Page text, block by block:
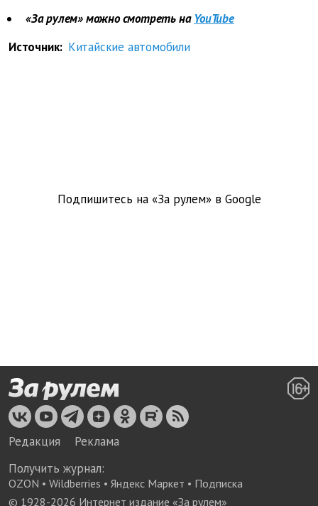
«За рулем» можно смотреть на YouTube
Источник: Китайские автомобили
Подпишитесь на «За рулем» в Google
Редакция
Реклама
Получить журнал:
OZON • Wildberries • Яндекс Маркет • Подписка
© 1928-2026 Интернет издание «За рулем»